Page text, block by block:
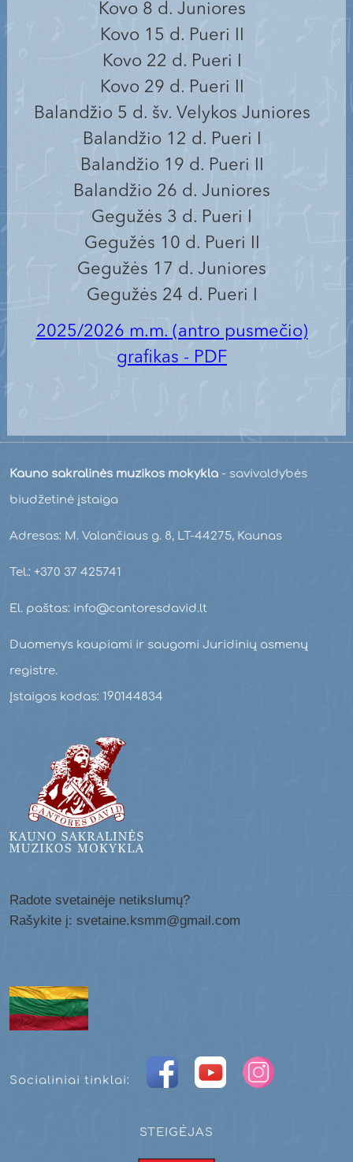
Kovo 8 d. Juniores
Kovo 15 d. Pueri II
Kovo 22 d. Pueri I
Kovo 29 d. Pueri II
Balandžio 5 d. šv. Velykos Juniores
Balandžio 12 d. Pueri I
Balandžio 19 d. Pueri II
Balandžio 26 d. Juniores
Gegužės 3 d. Pueri I
Gegužės 10 d. Pueri II
Gegužės 17 d. Juniores
Gegužės 24 d. Pueri I
2025/2026 m.m. (antro pusmečio)
grafikas - PDF
Kauno sakralinės muzikos mokykla - savivaldybės
biudžetinė įstaiga
Adresas: M. Valančiaus g. 8, LT-44275, Kaunas
Tel.: +370 37 425741
El. paštas: info@cantoresdavid.lt
Duomenys kaupiami ir saugomi Juridinių asmenų
registre.
Įstaigos kodas: 190144834
Radote svetainėje netikslumų?
Rašykite į: svetaine.ksmm@gmail.com
Socialiniai tinklai:
STEIGĖJAS